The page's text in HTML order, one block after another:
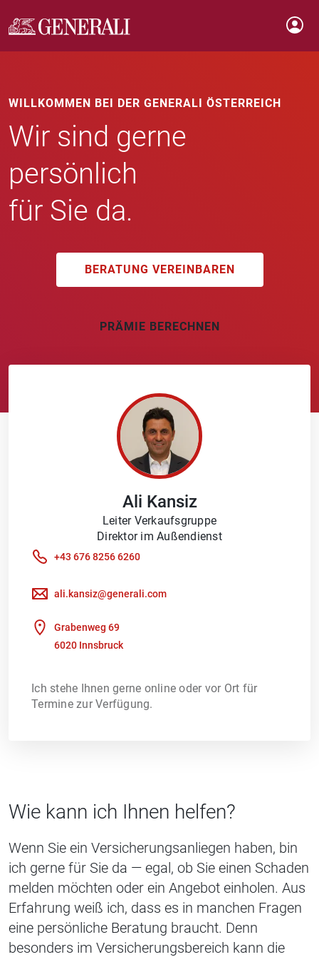
WILLKOMMEN BEI DER GENERALI ÖSTERREICH
Wir sind gerne
persönlich
für Sie da.
BERATUNG VEREINBAREN
PRÄMIE BERECHNEN
Ali Kansiz
Leiter Verkaufsgruppe
Direktor im Außendienst
+43 676 8256 6260
ali.kansiz@generali.com
Grabenweg 69
6020 Innsbruck
Ich stehe Ihnen gerne online oder vor Ort für
Termine zur Verfügung.
Wie kann ich Ihnen helfen?
Wenn Sie ein Versicherungsanliegen haben, bin
ich gerne für Sie da — egal, ob Sie einen Schaden
melden möchten oder ein Angebot einholen. Aus
Erfahrung weiß ich, dass es in manchen Fragen
eine persönliche Beratung braucht. Denn
besonders im Versicherungsbereich kann die